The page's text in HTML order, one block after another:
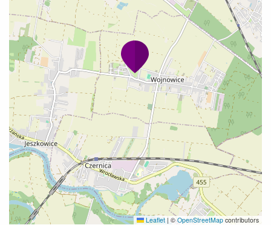
Leaflet | ©OpenStreetMapcontributors